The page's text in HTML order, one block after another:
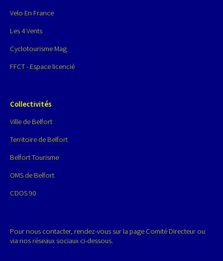
Velo En France
Les 4 Vents
Cyclotourisme Mag
FFCT - Espace licencié
Collectivités
Ville de Belfort
Territoire de Belfort
Belfort Tourisme
OMS de Belfort
CDOS 90
Pour nous contacter, rendez-vous sur la page Comité Directeur ou
via nos réseaux sociaux ci-dessous.